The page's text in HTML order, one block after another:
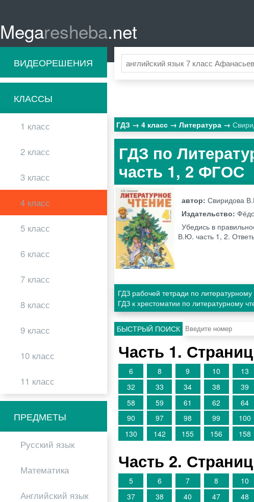
Megaresheba.net
ВИДЕОРЕШЕНИЯ
КЛАССЫ
1 класс
2 класс
3 класс
4 класс
5 класс
6 класс
7 класс
8 класс
9 класс
10 класс
11 класс
ПРЕДМЕТЫ
Русский язык
Математика
Английский язык
ГДЗ 4 класс Литература
ГДЗ по
часть 1, 2 ФГОС
автор:Свиридова
Издательство:
Убедись в
В.Ю. часть 1, 2.
ГДЗ рабочей тетради по
ГДЗ к хрестоматии по литературному
БЫСТРЫЙ ПОИСК
Часть 1.
6 8 9 10 13
32
33 34 38 39
58
59 61 62 64
90
97 98 99 100
130
142 155 156 158
Часть 2.
5 6 7 8 10
37
38 40 47 48